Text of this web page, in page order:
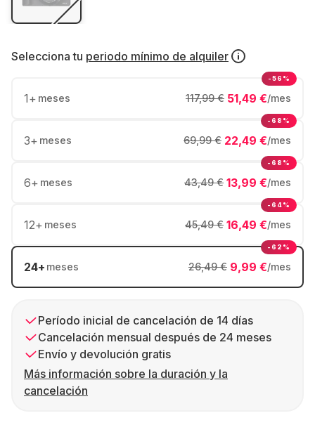
Selecciona tu periodo mínimo de alquiler
1+ meses 51,49 €/mes
117,99 €
-56%
3+ meses 22,49 €/mes
69,99 €
-68%
6+ meses 13,99 €/mes
43,49 €
-68%
12+ meses 16,49 €/mes
45,49 €
-64%
24+ meses 9,99 €/mes
26,49 €
-62%
Período inicial de cancelación de 14 días
Cancelación mensual después de 24 meses
Envío y devolución gratis
Más información sobre la duración y la
cancelación